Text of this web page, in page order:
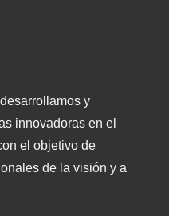
y
innovadoras en el
el objetivo de
de la visión y a